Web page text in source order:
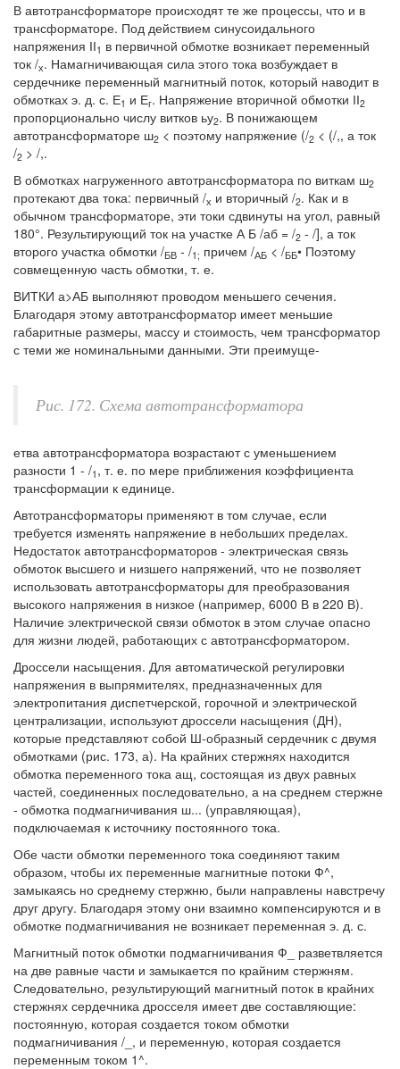
В автотрансформаторе происходят те же процессы, что и в
трансформаторе. Под действием синусоидального
напряжения ІІ1 в первичной обмотке возникает переменный
ток /х. Намагничивающая сила этого тока возбуждает в
сердечнике переменный магнитный поток, который наводит в
обмотках э. д. с. Е1 и Ег. Напряжение вторичной обмотки ІІ2
пропорционально числу витков ьу2. В понижающем
автотрансформаторе ш2 < поэтому напряжение (/2 < (/,, а ток
/2 > /,.
В обмотках нагруженного автотрансформатора по виткам ш2
протекают два тока: первичный /х и вторичный /2. Как и в
обычном трансформаторе, эти токи сдвинуты на угол, равный
180°. Результирующий ток на участке А Б /аб = /2 - /], а ток
второго участка обмотки /БВ - /1; причем /АБ < /ББ• Поэтому
совмещенную часть обмотки, т. е.
ВИТКИ а>АБ выполняют проводом меньшего сечения.
Благодаря этому автотрансформатор имеет меньшие
габаритные размеры, массу и стоимость, чем трансформатор
с теми же номинальными данными. Эти преимуще-
Рис. 172. Схема автотрансформатора
етва автотрансформатора возрастают с уменьшением
разности 1 - /1 , т. е. по мере приближения коэффициента
трансформации к единице.
Автотрансформаторы применяют в том случае, если
требуется изменять напряжение в небольших пределах.
Недостаток автотрансформаторов - электрическая связь
обмоток высшего и низшего напряжений, что не позволяет
использовать автотрансформаторы для преобразования
высокого напряжения в низкое (например, 6000 В в 220 В).
Наличие электрической связи обмоток в этом случае опасно
для жизни людей, работающих с автотрансформатором.
Дроссели насыщения. Для автоматической регулировки
напряжения в выпрямителях, предназначенных для
электропитания диспетчерской, горочной и электрической
централизации, используют дроссели насыщения (ДН),
которые представляют собой Ш-образный сердечник с двумя
обмотками (рис. 173, а). На крайних стержнях находится
обмотка переменного тока ащ, состоящая из двух равных
частей, соединенных последовательно, а на среднем стержне
- обмотка подмагничивания ш... (управляющая),
подключаемая к источнику постоянного тока.
Обе части обмотки переменного тока соединяют таким
образом, чтобы их переменные магнитные потоки Ф^,
замыкаясь но среднему стержню, были направлены навстречу
друг другу. Благодаря этому они взаимно компенсируются и в
обмотке подмагничивания не возникает переменная э. д. с.
Магнитный поток обмотки подмагничивания Ф_ разветвляется
на две равные части и замыкается по крайним стержням.
Следовательно, результирующий магнитный поток в крайних
стержнях сердечника дросселя имеет две составляющие:
постоянную, которая создается током обмотки
подмагничивания /_, и переменную, которая создается
переменным током 1^.